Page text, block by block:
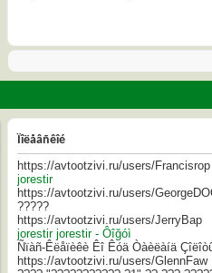
Ïîëåâñêîé
https://avtootzivi.ru/users/Francisrop
jorestir
https://avtootzivi.ru/users/
?????
https://avtootzivi.ru/users/JerryBap
jorestir jorestir - Ôîğóì
Ñïàñ-Êëåïèêè Êî Êóä Òàèëàíä
https://avtootzivi.ru/users/GlennFaw